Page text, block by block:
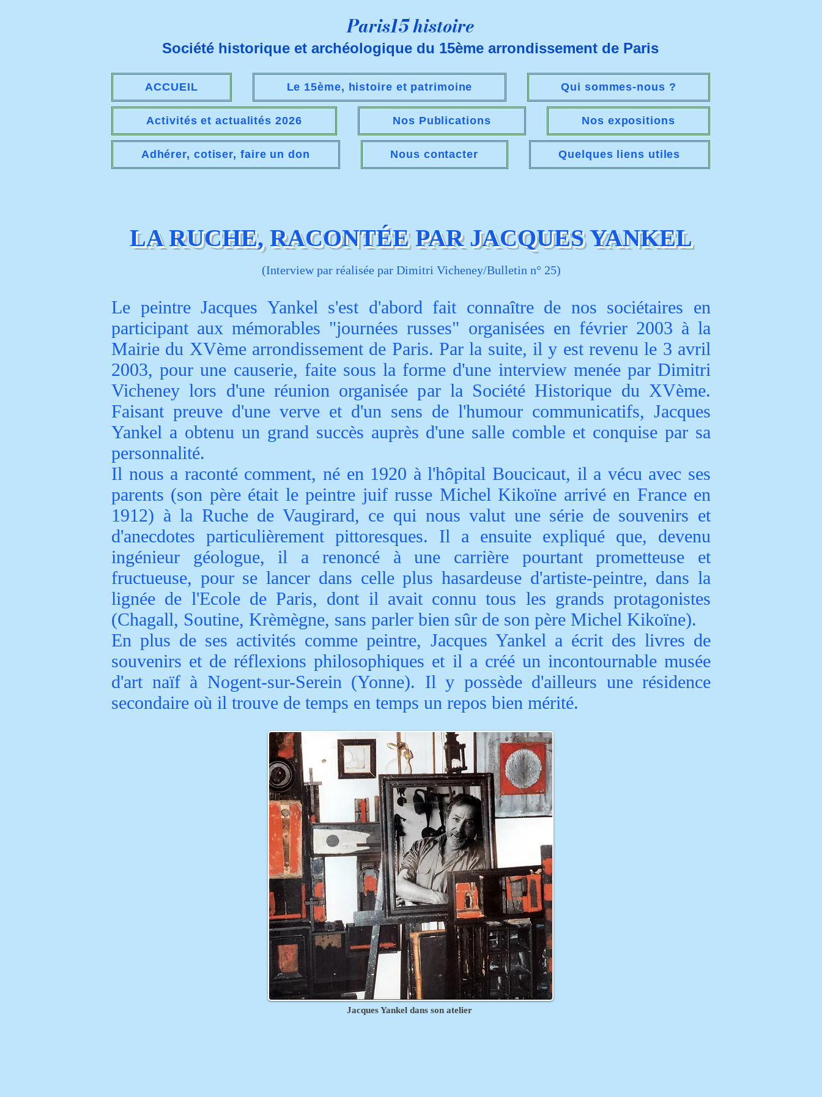
Paris15 histoire
Société historique et archéologique du 15ème arrondissement de Paris
ACCUEIL Le 15ème, histoire et patrimoine Qui sommes-nous ?
Activités et actualités 2026 Nos Publications Nos expositions
Adhérer, cotiser, faire un don Nous contacter Quelques liens utiles
LA RUCHE, RACONTÉE PAR JACQUES YANKEL
(Interview par réalisée par Dimitri Vicheney/Bulletin n° 25)
Le peintre Jacques Yankel s'est d'abord fait connaître de nos sociétaires en
participant aux mémorables "journées russes" organisées en février 2003 à la
Mairie du XVème arrondissement de Paris. Par la suite, il y est revenu le 3 avril
2003, pour une causerie, faite sous la forme d'une interview menée par Dimitri
Vicheney lors d'une réunion organisée par la Société Historique du XVème.
Faisant preuve d'une verve et d'un sens de l'humour communicatifs, Jacques
Yankel a obtenu un grand succès auprès d'une salle comble et conquise par sa
personnalité.
Il nous a raconté comment, né en 1920 à l'hôpital Boucicaut, il a vécu avec ses
parents (son père était le peintre juif russe Michel Kikoïne arrivé en France en
1912) à la Ruche de Vaugirard, ce qui nous valut une série de souvenirs et
d'anecdotes particulièrement pittoresques. Il a ensuite expliqué que, devenu
ingénieur géologue, il a renoncé à une carrière pourtant prometteuse et
fructueuse, pour se lancer dans celle plus hasardeuse d'artiste-peintre, dans la
lignée de l'Ecole de Paris, dont il avait connu tous les grands protagonistes
(Chagall, Soutine, Krèmègne, sans parler bien sûr de son père Michel Kikoïne).
En plus de ses activités comme peintre, Jacques Yankel a écrit des livres de
souvenirs et de réflexions philosophiques et il a créé un incontournable musée
d'art naïf à Nogent-sur-Serein (Yonne). Il y possède d'ailleurs une résidence
secondaire où il trouve de temps en temps un repos bien mérité.
Jacques Yankel dans son atelier